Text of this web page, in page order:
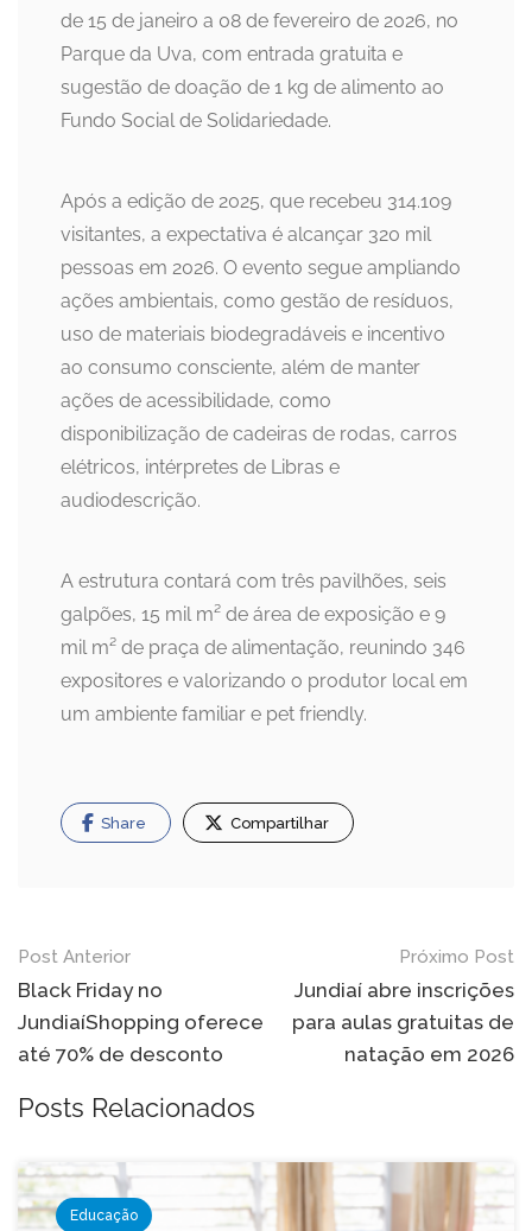
de 15 de janeiro a 08 de fevereiro de 2026, no
Parque da Uva, com entrada gratuita e
sugestão de doação de 1 kg de alimento ao
Fundo Social de Solidariedade.
Após a edição de 2025, que recebeu 314.109
visitantes, a expectativa é alcançar 320 mil
pessoas em 2026. O evento segue ampliando
ações ambientais, como gestão de resíduos,
uso de materiais biodegradáveis e incentivo
ao consumo consciente, além de manter
ações de acessibilidade, como
disponibilização de cadeiras de rodas, carros
elétricos, intérpretes de Libras e
audiodescrição.
A estrutura contará com três pavilhões, seis
galpões, 15 mil m² de área de exposição e 9
mil m² de praça de alimentação, reunindo 346
expositores e valorizando o produtor local em
um ambiente familiar e pet friendly.
Share Compartilhar
Navegação
de
Post
Post Anterior
Black Friday no
JundiaíShopping oferece
até 70% de desconto
Próximo Post
Jundiaí abre inscrições
para aulas gratuitas de
natação em 2026
Posts Relacionados
Educação